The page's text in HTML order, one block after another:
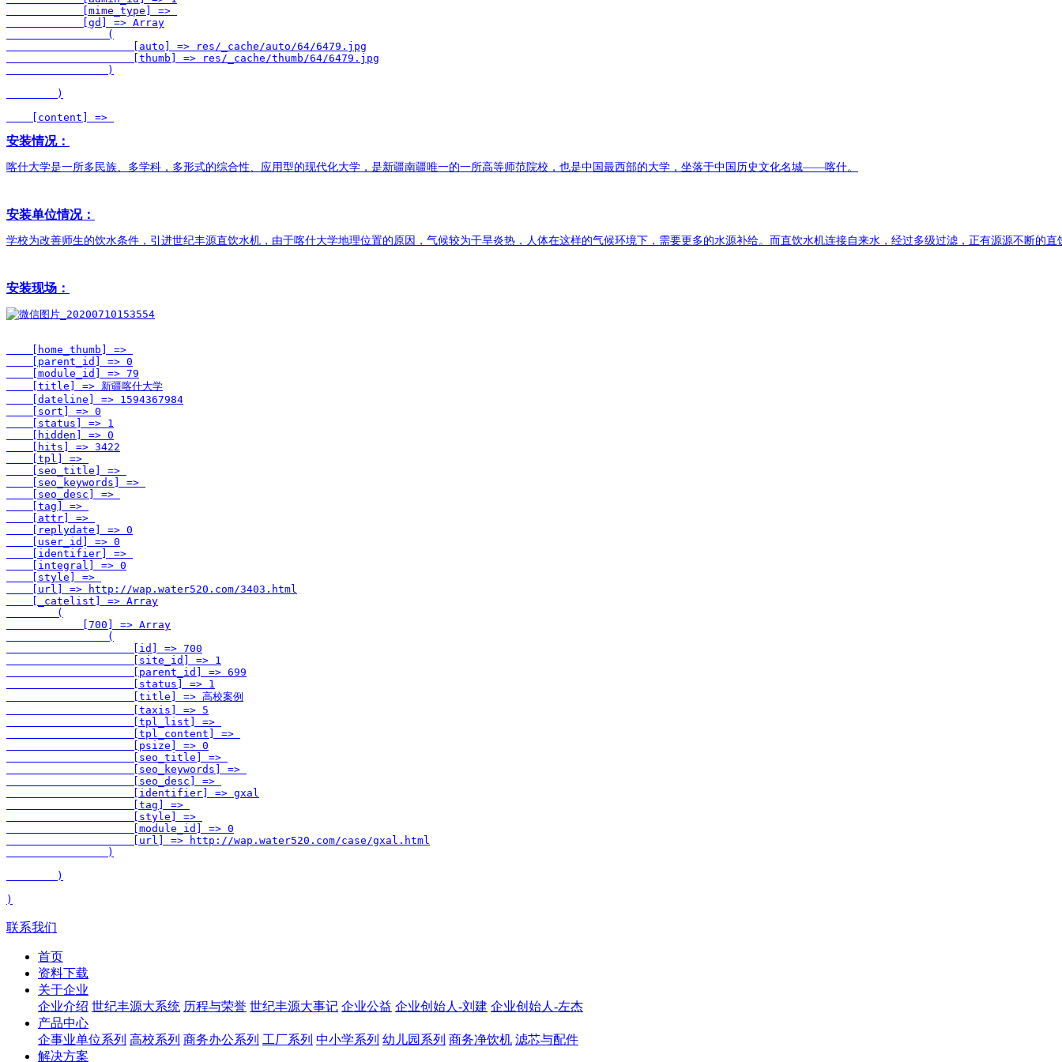
            [mime_type] =>
            [gd] => Array
                (
                    [auto] => res/_cache/auto/64/6479.jpg
                    [thumb] => res/_cache/thumb/64/6479.jpg
                )
        )
    [content] =>
安装情况：
喀什大学是一所多民族、多学科，多形式的综合性、应用型的现代化大学，是新疆南疆唯一的一所高等师范院校，也是中国最西部的大学，坐落于中国历史文化名城——喀什。
安装单位情况：
学校为改善师生的饮水条件，引进世纪丰源直饮水机，由于喀什大学地理位置的原因，气候较为干旱炎热，人体在这样的气候环境下，需要更多的水源补给。而直饮水机连接自来水，经过多级过滤，正有源源不断的
安装现场：
    [home_thumb] =>
    [parent_id] => 0
    [module_id] => 79
    [title] => 新疆喀什大学
    [dateline] => 1594367984
    [sort] => 0
    [status] => 1
    [hidden] => 0
    [hits] => 3422
    [tpl] =>
    [seo_title] =>
    [seo_keywords] =>
    [seo_desc] =>
    [tag] =>
    [attr] =>
    [replydate] => 0
    [user_id] => 0
    [identifier] =>
    [integral] => 0
    [style] =>
    [url] => http://wap.water520.com/3403.html
    [_catelist] => Array
        (
            [700] => Array
                (
                    [id] => 700
                    [site_id] => 1
                    [parent_id] => 699
                    [status] => 1
                    [title] => 高校案例
                    [taxis] => 5
                    [tpl_list] =>
                    [tpl_content] =>
                    [psize] => 0
                    [seo_title] =>
                    [seo_keywords] =>
                    [seo_desc] =>
                    [identifier] => gxal
                    [tag] =>
                    [style] =>
                    [module_id] => 0
                    [url] => http://wap.water520.com/case/gxal.html
                )
        )
联系我们
首页
资料下载
关于企业
企业介绍 世纪丰源大系统 历程与荣誉 世纪丰源大事记 企业公益 企业创始人-刘建 企业创始人-左杰
产品中心
企事业单位系列 高校系列 商务办公系列 工厂系列 中小学系列 幼儿园系列 商务净饮机 滤芯与配件
解决方案